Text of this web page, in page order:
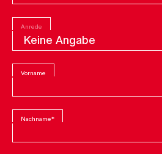
Anrede
Vorname
Nachname*